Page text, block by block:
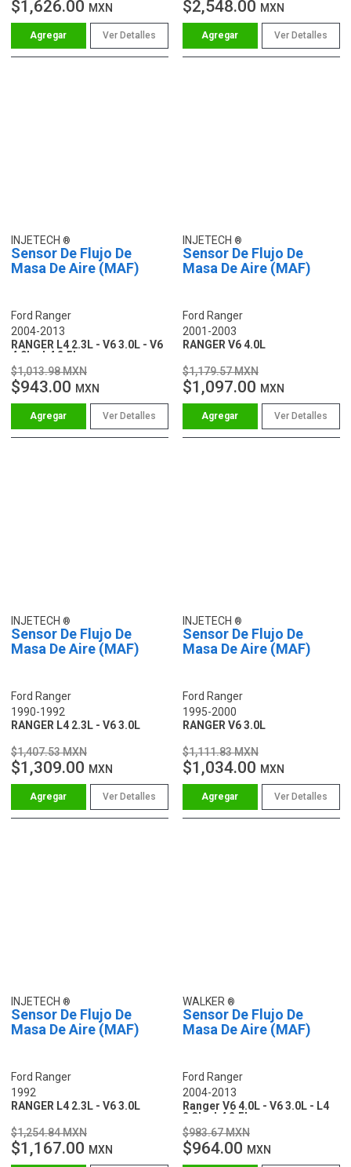
$1,626.00 MXN
Ver Detalles
$2,548.00 MXN
Ver Detalles
INJETECH
Sensor De Flujo De
Masa De Aire (MAF)
Ford Ranger
2004-2013
RANGER L4 2.3L - V6 3.0L - V6
4.0L - L4 2.5L
$1,013.98 MXN
$943.00 MXN
Ver Detalles
INJETECH
Sensor De Flujo De
Masa De Aire (MAF)
Ford Ranger
2001-2003
RANGER V6 4.0L
$1,179.57 MXN
$1,097.00 MXN
Ver Detalles
INJETECH
Sensor De Flujo De
Masa De Aire (MAF)
Ford Ranger
1990-1992
RANGER L4 2.3L - V6 3.0L
$1,407.53 MXN
$1,309.00 MXN
Ver Detalles
INJETECH
Sensor De Flujo De
Masa De Aire (MAF)
Ford Ranger
1995-2000
RANGER V6 3.0L
$1,111.83 MXN
$1,034.00 MXN
Ver Detalles
INJETECH
Sensor De Flujo De
Masa De Aire (MAF)
Ford Ranger
1992
RANGER L4 2.3L - V6 3.0L
$1,254.84 MXN
$1,167.00 MXN
WALKER
Sensor De Flujo De
Masa De Aire (MAF)
Ford Ranger
2004-2013
Ranger V6 4.0L - V6 3.0L - L4
2.3L - L4 2.5L
$983.67 MXN
$964.00 MXN